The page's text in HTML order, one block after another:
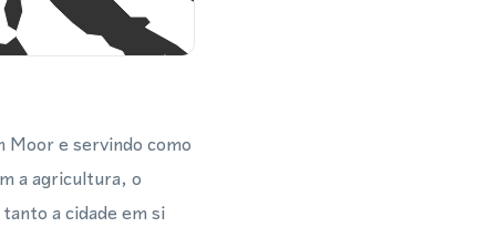
Moor e servindo como
a agricultura, o
a cidade em si